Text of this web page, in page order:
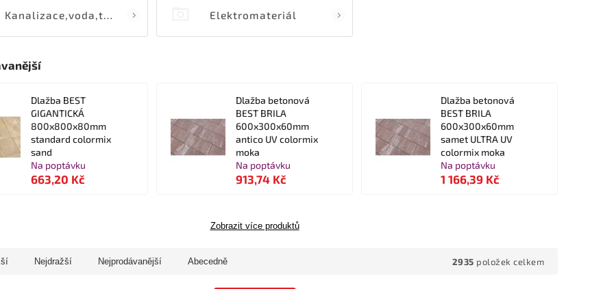
Elektromateriál
Dlažba BEST
GIGANTICKÁ
800x800x80mm
standard colormix
sand
Na poptávku
663,20 Kč
Dlažba betonová
BEST BRILA
600x300x60mm
antico UV colormix
moka
Na poptávku
913,74 Kč
Dlažba betonová
BEST BRILA
600x300x60mm
samet ULTRA UV
colormix moka
Na poptávku
1 166,39 Kč
Zobrazit více produktů
Nejdražší Nejprodávanější Abecedně 2935 položek celkem